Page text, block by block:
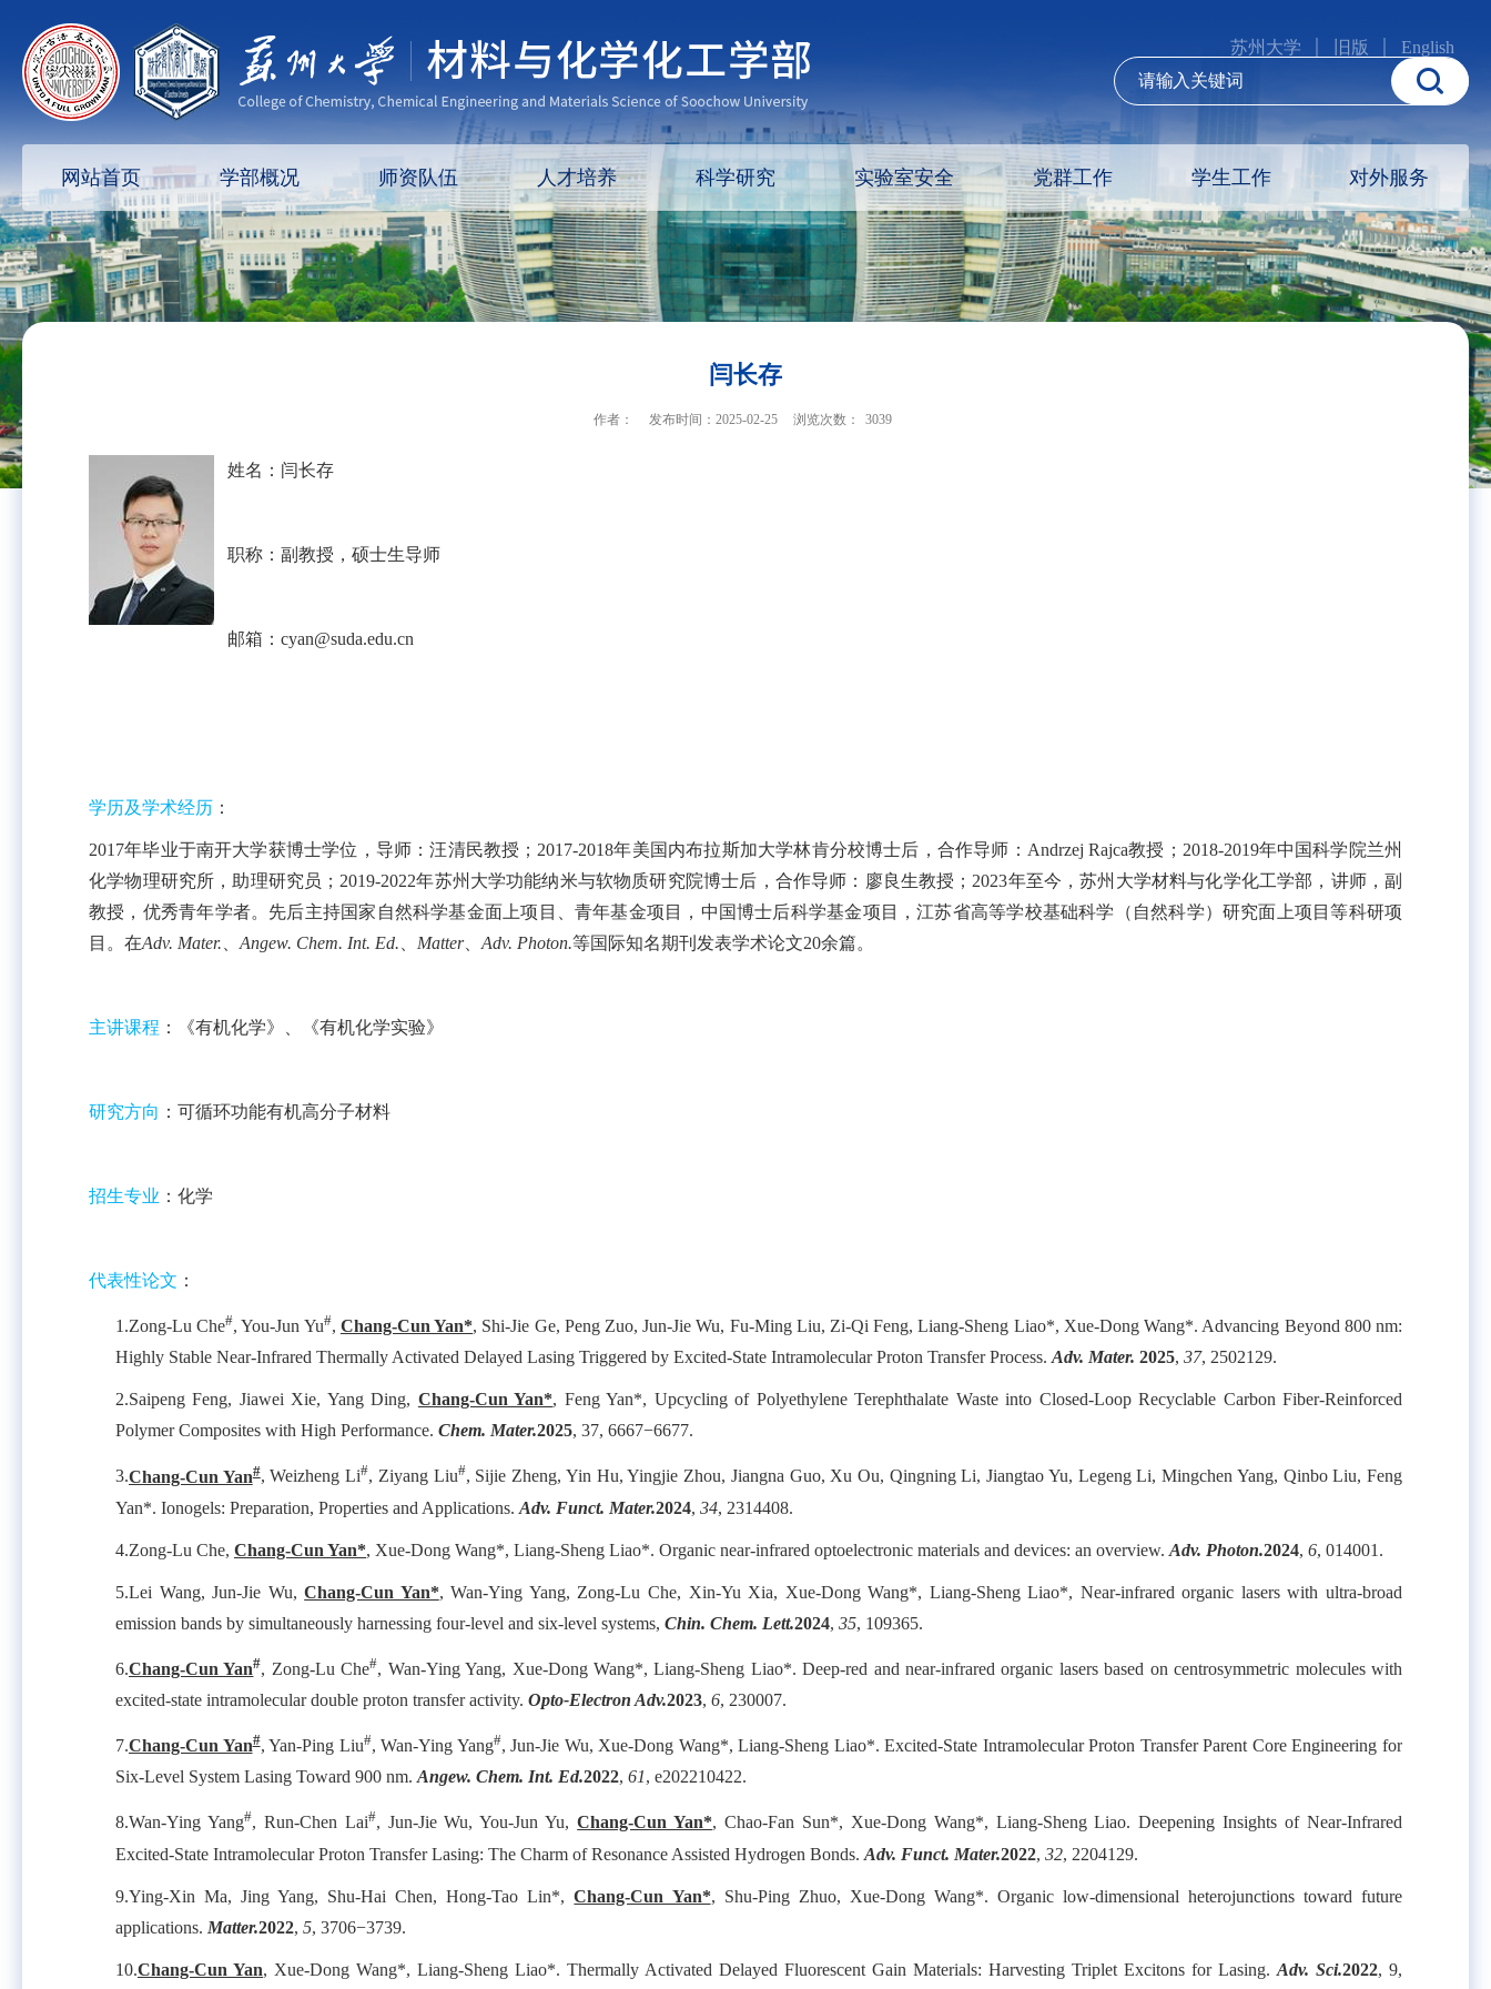
苏州大学 旧版 English
网站首页 学部概况 师资队伍 人才培养 科学研究 实验室安全 党群工作 学生工作 对外服务
闫长存
作者： 发布时间：2025-02-25 浏览次数： 3039
姓名：闫长存
职称：副教授，硕士生导师
邮箱： cyan@suda.edu.cn
学历及学术经历 ：
2017年毕业于南开大学获博士学位，导师：汪清民教授；2017-2018年美国内布拉斯加大学林肯分校博士后，合作导师：Andrzej Rajca教授；2018-2019年中国科学院兰州
化学物理研究所，助理研究员；2019-2022年苏州大学功能纳米与软物质研究院博士后，合作导师：廖良生教授；2023年至今，苏州大学材料与化学化工学部，讲师，副
教授，优秀青年学者。先后主持国家自然科学基金面上项目、青年基金项目，中国博士后科学基金项目，江苏省高等学校基础科学（自然科学）研究面上项目等科研项
目。 在Adv. Mater. Angew. Chem. Int. Ed. Matter、 Adv. Photon.等国际知名期刊发表学术论文20余篇。
主讲课程 ：《有机化学》、《有机化学实验》
研究方向 ：可循环功能有机高分子材料
招生专业 ：化学
代表性论文 ：
1.Zong-Lu Che#, You-Jun Yu#, Chang-Cun Yan*, Shi-Jie Ge, Peng Zuo, Jun-Jie Wu, Fu-Ming Liu, Zi-Qi Feng, Liang-Sheng Liao*, Xue-Dong Wang*. Advancing Beyond 800 nm:
Highly Stable Near-Infrared Thermally Activated Delayed Lasing Triggered by Excited-State Intramolecular Proton Transfer Process. Adv. Mater. 2025, 37, 2502129.
2.Saipeng Feng, Jiawei Xie, Yang Ding, Chang-Cun Yan*, Feng Yan*, Upcycling of Polyethylene Terephthalate Waste into Closed-Loop Recyclable Carbon Fiber-Reinforced
Polymer Composites with High Performance. Chem. Mater.2025, 37, 6667−6677.
3.Chang-Cun Yan#, Weizheng Li#, Ziyang Liu#, Sijie Zheng, Yin Hu, Yingjie Zhou, Jiangna Guo, Xu Ou, Qingning Li, Jiangtao Yu, Legeng Li, Mingchen Yang, Qinbo Liu, Feng
Yan*. Ionogels: Preparation, Properties and Applications. Adv. Funct. Mater.2024, 34, 2314408.
4.Zong-Lu Che, Chang-Cun Yan*, Xue-Dong Wang*, Liang-Sheng Liao*. Organic near-infrared optoelectronic materials and devices: an overview. Adv. Photon.2024, 6, 014001.
5.Lei Wang, Jun-Jie Wu,Chang-Cun Yan*, Wan-Ying Yang, Zong-Lu Che, Xin-Yu Xia, Xue-Dong Wang*, Liang-Sheng Liao*, Near-infrared organic lasers with ultra-broad
emission bands by simultaneously harnessing four-level and six-level systems, Chin. Chem. Lett.2024, 35, 109365.
6.Chang-Cun Yan#, Zong-Lu Che#, Wan-Ying Yang, Xue-Dong Wang*, Liang-Sheng Liao*. Deep-red and near-infrared organic lasers based on centrosymmetric molecules with
excited-state intramolecular double proton transfer activity. Opto-Electron Adv.2023, 6, 230007.
7.Chang-Cun Yan#, Yan-Ping Liu#, Wan-Ying Yang#, Jun-Jie Wu, Xue-Dong Wang*, Liang-Sheng Liao*. Excited-State Intramolecular Proton Transfer Parent Core Engineering for
Six-Level System Lasing Toward 900 nm. Angew. Chem. Int. Ed.2022, 61, e202210422.
8.Wan-Ying Yang#, Run-Chen Lai#, Jun-Jie Wu, You-Jun Yu,Chang-Cun Yan*, Chao-Fan Sun*, Xue-Dong Wang*, Liang-Sheng Liao. Deepening Insights of Near-Infrared
Excited-State Intramolecular Proton Transfer Lasing: The Charm of Resonance Assisted Hydrogen Bonds. Adv. Funct. Mater.2022, 32, 2204129.
9.Ying-Xin Ma, Jing Yang, Shu-Hai Chen, Hong-Tao Lin*,Chang-Cun Yan*, Shu-Ping Zhuo, Xue-Dong Wang*. Organic low-dimensional heterojunctions toward future
applications. Matter.2022, 5, 3706−3739.
10.Chang-Cun Yan, Xue-Dong Wang*, Liang-Sheng Liao*. Thermally Activated Delayed Fluorescent Gain Materials: Harvesting Triplet Excitons for Lasing. Adv. Sci.2022, 9,